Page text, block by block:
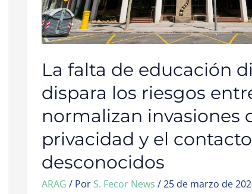
La falta de educación
dispara los riesgos
normalizan invasiones
privacidad y el
desconocidos
ARAG / Por S. Fecor News /25 de marzo de